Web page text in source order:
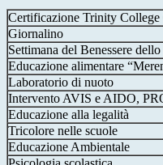
Certificazione Trinity
Giornalino
Settimana del Benessere
Educazione alimentare
Laboratorio di nuoto
Intervento AVIS e AIDO,
Educazione alla legalità
Tricolore nelle scuole
Educazione Ambientale